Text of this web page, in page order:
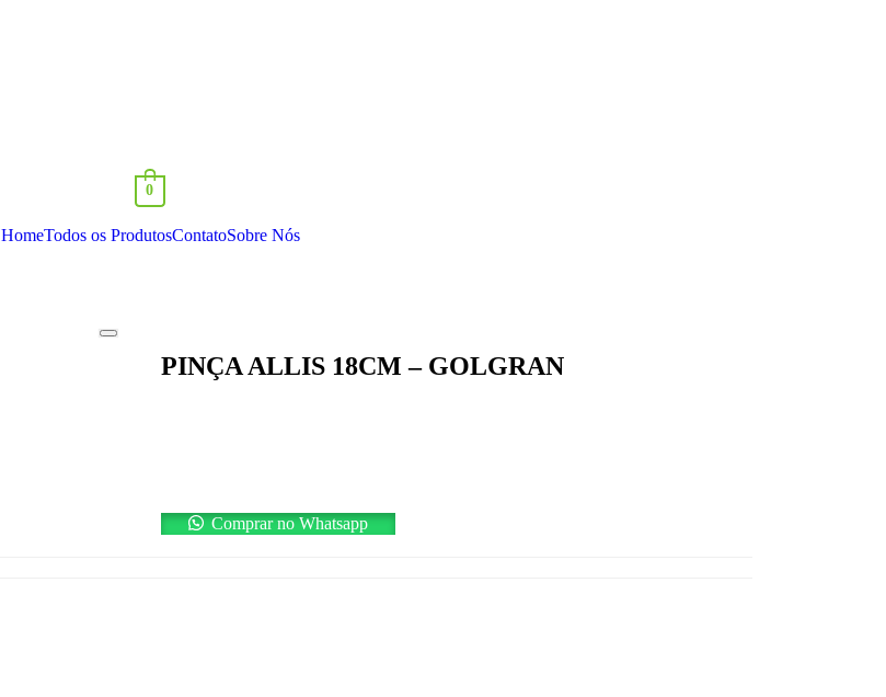
0
HomeTodos os ProdutosContatoSobre Nós
PINÇA ALLIS 18CM – GOLGRAN
Comprar no Whatsapp